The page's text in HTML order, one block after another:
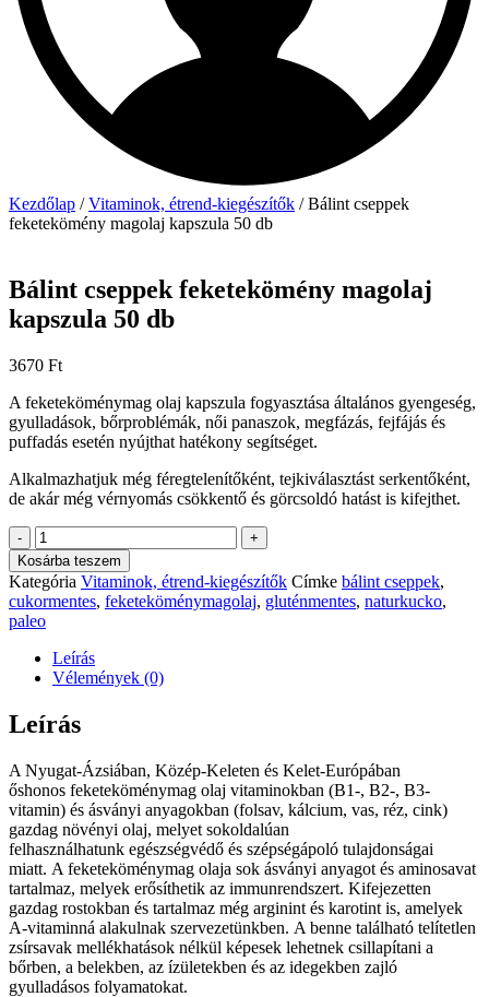
Kezdőlap /Vitaminok, étrend-kiegészítők / Bálint cseppek
feketekömény magolaj kapszula 50 db
Bálint cseppek feketekömény magolaj
kapszula 50 db
3670 Ft
A feketeköménymag olaj kapszula fogyasztása általános gyengeség,
gyulladások, bőrproblémák, női panaszok, megfázás, fejfájás és
puffadás esetén nyújthat hatékony segítséget.
Alkalmazhatjuk még féregtelenítőként, tejkiválasztást serkentőként,
de akár még vérnyomás csökkentő és görcsoldó hatást is kifejthet.
-
Bálint
cseppek
feketekömény
magolaj
kapszula
50
db
mennyiség
+
Kosárba teszem
Kategória Vitaminok, étrend-kiegészítők Címke bálint cseppek,
cukormentes, feketeköménymagolaj, gluténmentes, naturkucko,
paleo
Leírás
Vélemények (0)
Leírás
A Nyugat-Ázsiában, Közép-Keleten és Kelet-Európában
őshonos feketeköménymag olaj vitaminokban (B1-, B2-, B3-
vitamin) és ásványi anyagokban (folsav, kálcium, vas, réz, cink)
gazdag növényi olaj, melyet sokoldalúan
felhasználhatunk egészségvédő és szépségápoló tulajdonságai
miatt. A feketeköménymag olaja sok ásványi anyagot és aminosavat
tartalmaz, melyek erősíthetik az immunrendszert. Kifejezetten
gazdag rostokban és tartalmaz még arginint és karotint is, amelyek
A-vitaminná alakulnak szervezetünkben. A benne található telítetlen
zsírsavak mellékhatások nélkül képesek lehetnek csillapítani a
bőrben, a belekben, az ízületekben és az idegekben zajló
gyulladásos folyamatokat.